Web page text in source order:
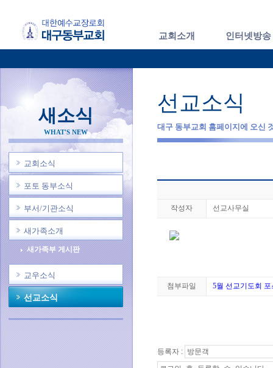
교회소개 인터넷방송
새소식
WHAT'S NEW
교회소식
포토 동부소식
부서/기관소식
새가족소개
새가족부 게시판
교우소식
선교소식
선교소식
대구 동부교회 홈페이지에 오신
작성자 선교사무실
첨부파일 5월 선교기도회 포
등록자 :